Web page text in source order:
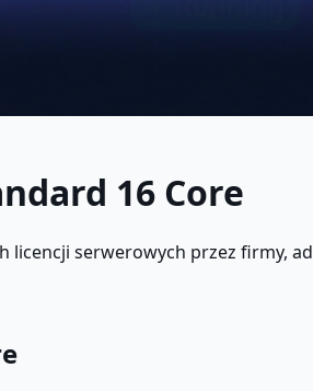
16 Core
licencji serwerowych przez firmy,